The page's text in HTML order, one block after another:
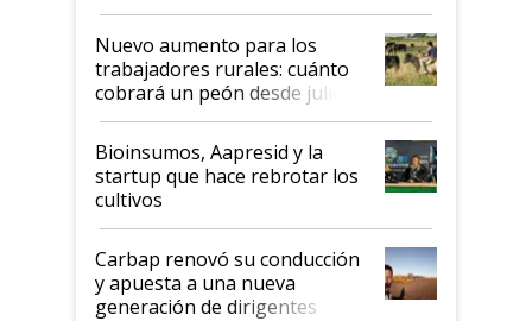
Nuevo aumento para los
trabajadores rurales: cuánto
cobrará un peón desde julio
Bioinsumos, Aapresid y la
startup que hace rebrotar los
cultivos
Carbap renovó su conducción
y apuesta a una nueva
generación de dirigentes